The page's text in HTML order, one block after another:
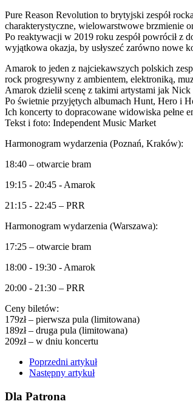
Pure Reason Revolution to brytyjski zespół
charakterystyczne, wielowarstwowe brzmienie
Po reaktywacji w 2019 roku zespół powrócił z
wyjątkowa okazja, by usłyszeć zarówno nowe
Amarok to jeden z najciekawszych polskich
rock progresywny z ambientem, elektroniką,
Amarok dzielił scenę z takimi artystami jak
Po świetnie przyjętych albumach Hunt, Hero i
Ich koncerty to dopracowane widowiska pełne
Tekst i foto: Independent Music Market
Harmonogram wydarzenia (Poznań, Kraków):
18:40 – otwarcie bram
19:15 - 20:45 - Amarok
21:15 - 22:45 – PRR
Harmonogram wydarzenia (Warszawa):
17:25 – otwarcie bram
18:00 - 19:30 - Amarok
20:00 - 21:30 – PRR
Ceny biletów:
179zł – pierwsza pula (limitowana)
189zł – druga pula (limitowana)
209zł – w dniu koncertu
Poprzedni artykuł
Następny artykuł
Dla Patrona